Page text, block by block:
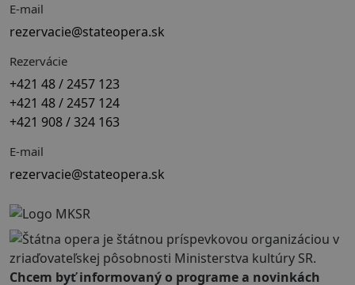
E-mail
rezervacie@stateopera.sk
Rezervácie
+421 48 / 2457 123
+421 48 / 2457 124
+421 908 / 324 163
E-mail
rezervacie@stateopera.sk
Chcem byť informovaný o programe a novinkách